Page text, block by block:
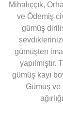
Mihalıççık,
ve Ödemiş
gümüş
gümüşten
gümüş kayı
Gümüş